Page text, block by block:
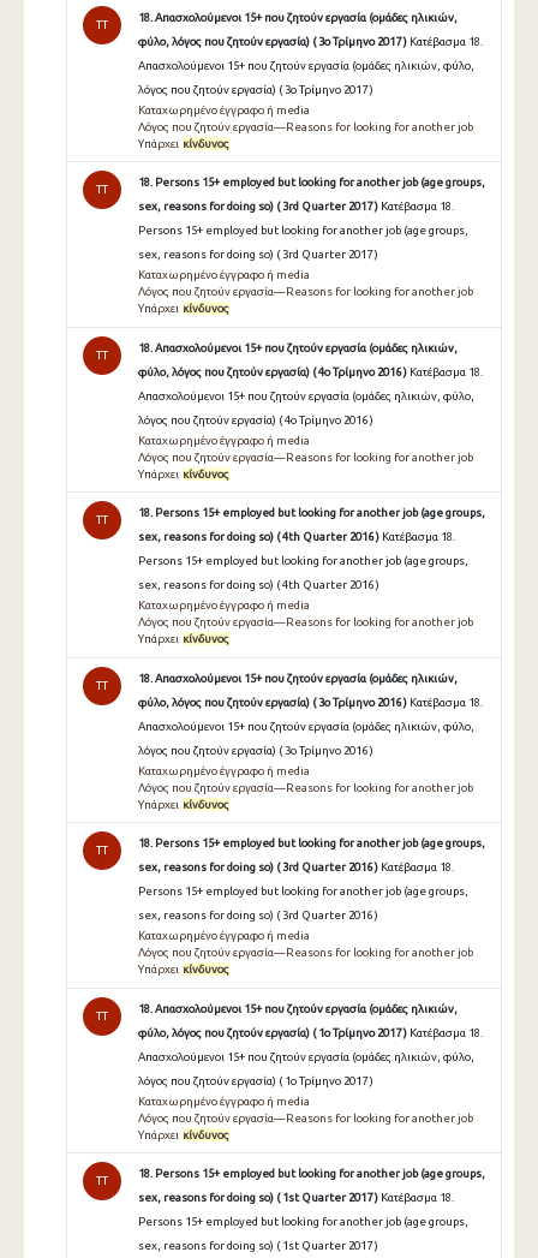
TT
18. Απασχολούμενοι 15+ που ζητούν εργασία (ομάδες ηλικιών,
φύλο, λόγος που ζητούν εργασία) ( 3ο Τρίμηνο 2017 ) Κατέβασμα 18.
Απασχολούμενοι 15+ που ζητούν εργασία (ομάδες ηλικιών, φύλο,
λόγος που ζητούν εργασία) ( 3ο Τρίμηνο 2017 )
Καταχωρημένο έγγραφο ή media
Λόγος που ζητούν εργασία—Reasons for looking for another job
Υπάρχει κίνδυνος
TT
18. Persons 15+ employed but looking for another job (age groups,
sex, reasons for doing so) ( 3rd Quarter 2017 ) Κατέβασμα 18.
Persons 15+ employed but looking for another job (age groups,
sex, reasons for doing so) ( 3rd Quarter 2017 )
Καταχωρημένο έγγραφο ή media
Λόγος που ζητούν εργασία—Reasons for looking for another job
Υπάρχει κίνδυνος
TT
18. Απασχολούμενοι 15+ που ζητούν εργασία (ομάδες ηλικιών,
φύλο, λόγος που ζητούν εργασία) ( 4ο Τρίμηνο 2016 ) Κατέβασμα 18.
Απασχολούμενοι 15+ που ζητούν εργασία (ομάδες ηλικιών, φύλο,
λόγος που ζητούν εργασία) ( 4ο Τρίμηνο 2016 )
Καταχωρημένο έγγραφο ή media
Λόγος που ζητούν εργασία—Reasons for looking for another job
Υπάρχει κίνδυνος
TT
18. Persons 15+ employed but looking for another job (age groups,
sex, reasons for doing so) ( 4th Quarter 2016 ) Κατέβασμα 18.
Persons 15+ employed but looking for another job (age groups,
sex, reasons for doing so) ( 4th Quarter 2016 )
Καταχωρημένο έγγραφο ή media
Λόγος που ζητούν εργασία—Reasons for looking for another job
Υπάρχει κίνδυνος
TT
18. Απασχολούμενοι 15+ που ζητούν εργασία (ομάδες ηλικιών,
φύλο, λόγος που ζητούν εργασία) ( 3ο Τρίμηνο 2016 ) Κατέβασμα 18.
Απασχολούμενοι 15+ που ζητούν εργασία (ομάδες ηλικιών, φύλο,
λόγος που ζητούν εργασία) ( 3ο Τρίμηνο 2016 )
Καταχωρημένο έγγραφο ή media
Λόγος που ζητούν εργασία—Reasons for looking for another job
Υπάρχει κίνδυνος
TT
18. Persons 15+ employed but looking for another job (age groups,
sex, reasons for doing so) ( 3rd Quarter 2016 ) Κατέβασμα 18.
Persons 15+ employed but looking for another job (age groups,
sex, reasons for doing so) ( 3rd Quarter 2016 )
Καταχωρημένο έγγραφο ή media
Λόγος που ζητούν εργασία—Reasons for looking for another job
Υπάρχει κίνδυνος
TT
18. Απασχολούμενοι 15+ που ζητούν εργασία (ομάδες ηλικιών,
φύλο, λόγος που ζητούν εργασία) ( 1ο Τρίμηνο 2017 ) Κατέβασμα 18.
Απασχολούμενοι 15+ που ζητούν εργασία (ομάδες ηλικιών, φύλο,
λόγος που ζητούν εργασία) ( 1ο Τρίμηνο 2017 )
Καταχωρημένο έγγραφο ή media
Λόγος που ζητούν εργασία—Reasons for looking for another job
Υπάρχει κίνδυνος
TT
18. Persons 15+ employed but looking for another job (age groups,
sex, reasons for doing so) ( 1st Quarter 2017 ) Κατέβασμα 18.
Persons 15+ employed but looking for another job (age groups,
sex, reasons for doing so) ( 1st Quarter 2017 )